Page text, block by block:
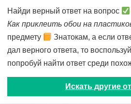
Найди верный ответ на вопрос
Как приклеить обои на
предмету
Знатокам, а если
дал верного ответа, то
попробуй найти ответ среди
Искать другие